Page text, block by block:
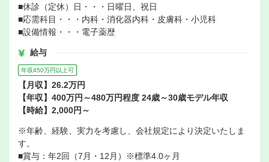
■休診（定休）日・・・日曜日、祝日
■応需科目・・・内科・消化器内科・皮膚科・小児科
■設備情報・・・電子薬歴
給与
年収450万円以上可
【月収】26.2万円
【年収】400万円～480万円程度 24歳～30歳モデル年収
【時給】2,000円～
※年齢、経験、実力を考慮し、会社規定により決定いたしま
す。
■賞与：年2回（7月・12月）※標準4.0ヶ月